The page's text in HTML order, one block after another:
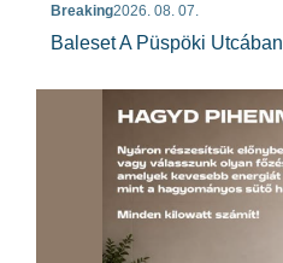
Breaking2026. 08. 07.
Baleset A Püspöki Utcában